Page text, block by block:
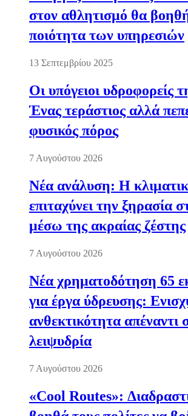
στον αθλητισμό θα
ποιότητα των υπηρεσιών
13 Σεπτεμβρίου 2025
Οι υπόγειοι υδροφορείς
Ένας τεράστιος αλλά
φυσικός πόρος
7 Αυγούστου 2026
Νέα ανάλυση: Η
επιταχύνει την ξηρασία
μέσω της ακραίας ζέστης
7 Αυγούστου 2026
Νέα χρηματοδότηση 65
για έργα ύδρευσης:
ανθεκτικότητα απέναντι
λειψυδρία
7 Αυγούστου 2026
«Cool Routes»: